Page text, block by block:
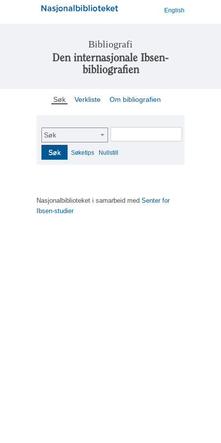
English
Bibliografi
Den internasjonale Ibsen-
bibliografien
Søk Verkliste Om bibliografien
Søk
Søk Søketips Nullstill
Nasjonalbiblioteket i samarbeid med Senter for
Ibsen-studier